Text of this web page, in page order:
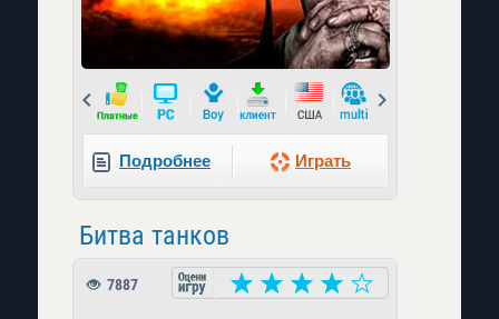
Prev
Подробнее Играть
Битва танков
7887